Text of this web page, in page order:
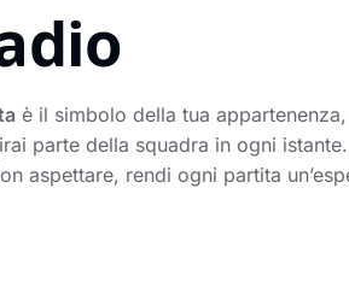
è il simbolo della tua
parte della squadra in ogni
aspettare, rendi ogni partita